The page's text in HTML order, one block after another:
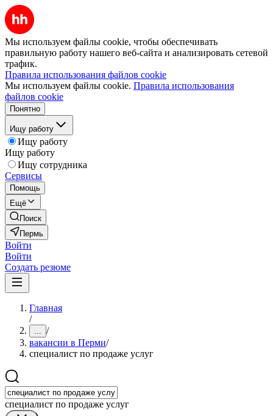
Мы используем файлы cookie, чтобы обеспечивать
правильную работу нашего веб-сайта и анализировать сетевой
трафик.
Правила использования файлов cookie
Мы используем файлы cookie. Правила использования
файлов cookie
Понятно
Ищу работу
Ищу работу
Ищу работу
Ищу сотрудника
Сервисы
Помощь
Ещё
Поиск
Пермь
Войти
Войти
Создать резюме
Главная
/
... /
вакансии в Перми/
специалист по продаже услуг
специалист по продаже услуг